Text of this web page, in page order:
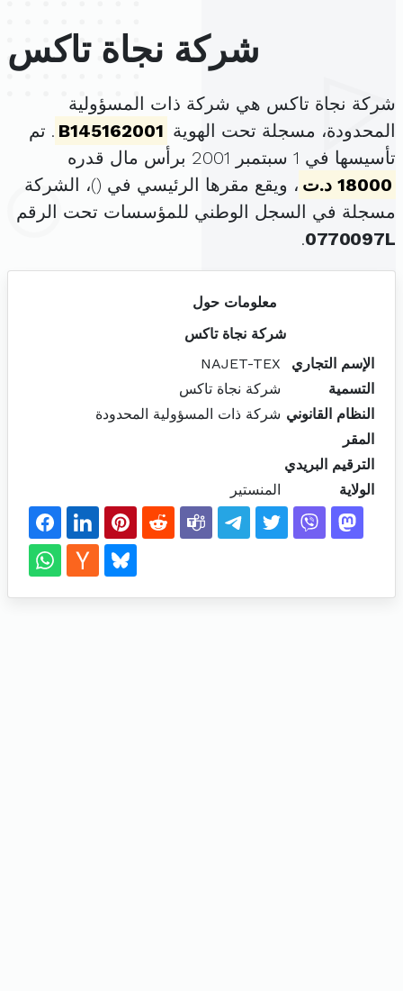
شركة نجاة تاكس
شركة نجاة تاكس هي شركة ذات المسؤولية
المحدودة، مسجلة تحت الهوية B145162001 . تم
تأسيسها في 1 سبتمبر 2001 برأس مال قدره
18000 د.ت
، ويقع مقرها الرئيسي في ()، الشركة
مسجلة في السجل الوطني للمؤسسات تحت الرقم
0770097L
.
معلومات حول
شركة نجاة تاكس
الإسم التجاري
NAJET-TEX
التسمية
شركة نجاة تاكس
النظام القانوني شركة ذات المسؤولية المحدودة
المقر
الترقيم البريدي
الولاية
المنستير